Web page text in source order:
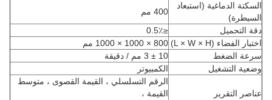
السكتة الدماغية (استبعاد
السيطرة)
400 مم
دقة التحميل
≤0.5٪
اختبار الفضاء (L × W × H)
800 × 1000 × 1000 مم
سرعة الضغط
10 ± 3 مم / دقيقة
وضعية التشغيل
الكمبيوتر
عناصر التقرير
الرقم التسلسلي ، القيمة القصوى ، متوسط ​​
القيمة ،